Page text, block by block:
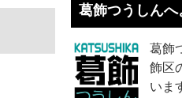
葛飾つうしんへ
葛飾
飾区
いま